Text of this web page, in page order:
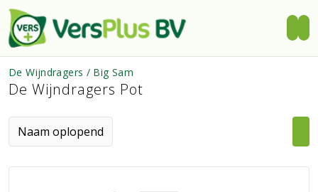
De Wijndragers / Big Sam
De Wijndragers Pot